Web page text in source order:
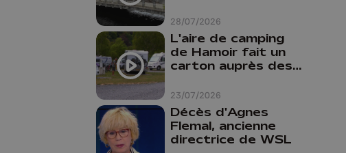
28/07/2026
budget pour le
faire
23/07/2026
L'aire de camping
de Hamoir fait un
carton auprès des
Décès d'Agnes
Flemal, ancienne
directrice de WSL